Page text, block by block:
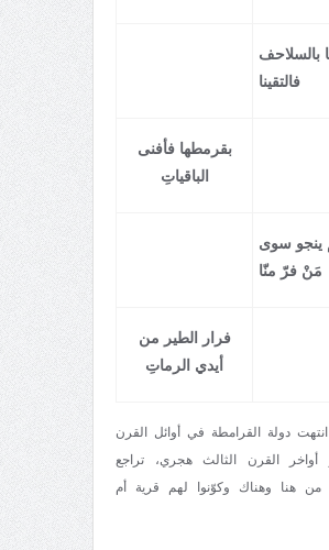
بالسلاحف
فالتقينا
بقرمطها فأفنى
الباقياتِ
ينجو سوى
مَنْ فرّ منّا
فرار الطير من
أيدي الرماتِ
دولة القرامطة في أوائل القرن
أواخر القرن الثالث هجري، تراجع
من هنا وهناك وكوّنوا لهم قرية أم